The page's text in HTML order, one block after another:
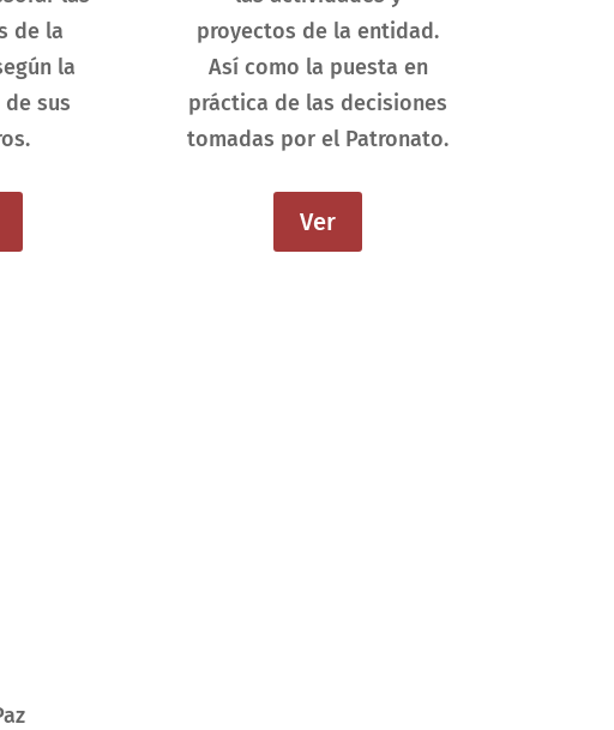
de la
la
sus
proyectos de la entidad.
Así como la puesta en
práctica de las decisiones
tomadas por el Patronato.
Ver